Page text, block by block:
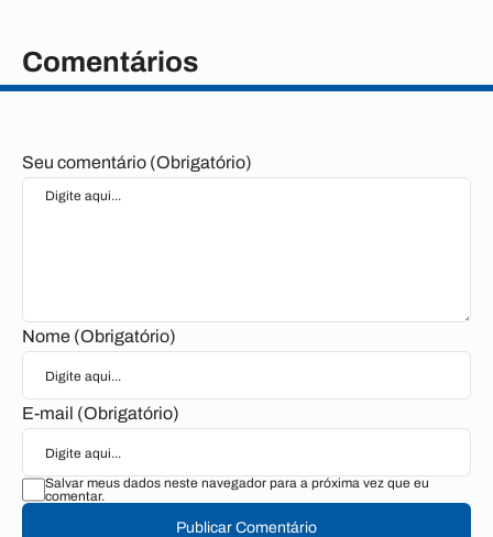
Comentários
Seu comentário (Obrigatório)
Nome (Obrigatório)
E-mail (Obrigatório)
Salvar meus dados neste navegador para a próxima vez que eu
comentar.
Publicar Comentário